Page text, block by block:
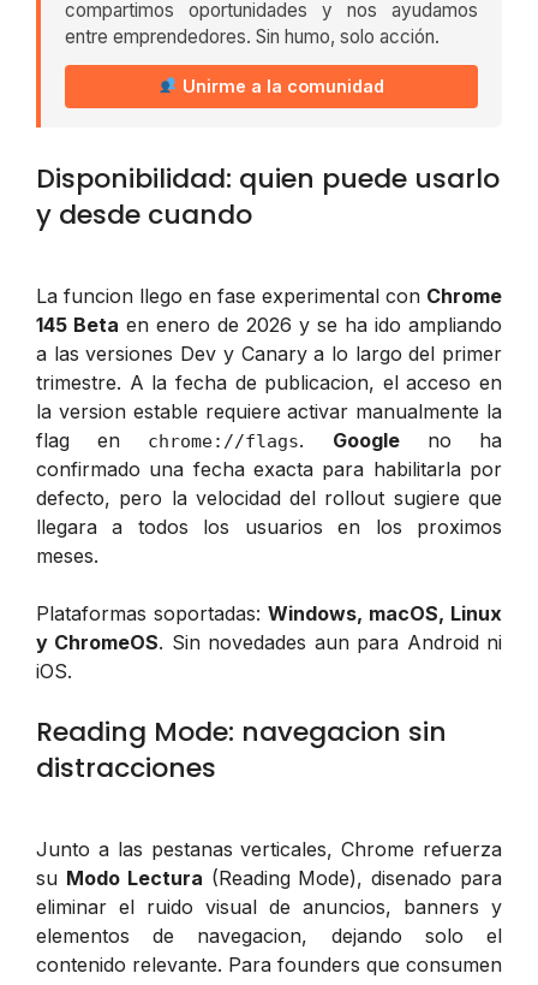
compartimos oportunidades y nos ayudamos
entre emprendedores. Sin humo, solo acción.
Unirme a la comunidad
Disponibilidad: quien puede usarlo
y desde cuando
La funcion llego en fase experimental con Chrome
145 Beta en enero de 2026 y se ha ido ampliando
a las versiones Dev y Canary a lo largo del primer
trimestre. A la fecha de publicacion, el acceso en
la version estable requiere activar manualmente la
flag en chrome://flags. Googleno ha
confirmado una fecha exacta para habilitarla por
defecto, pero la velocidad del rollout sugiere que
llegara a todos los usuarios en los proximos
meses.
Plataformas soportadas: Windows, macOS, Linux
y ChromeOS. Sin novedades aun para Android ni
iOS.
Reading Mode: navegacion sin
distracciones
Junto a las pestanas verticales, Chrome refuerza
su Modo Lectura (Reading Mode), disenado para
eliminar el ruido visual de anuncios, banners y
elementos de navegacion, dejando solo el
contenido relevante. Para founders que consumen